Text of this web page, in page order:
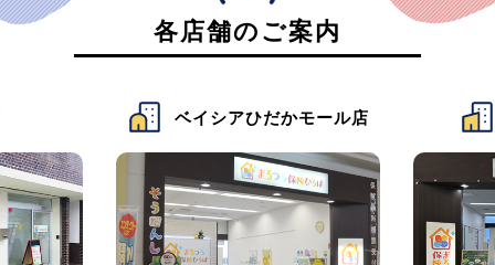
各店舗のご案内
ベイシアひだかモール店